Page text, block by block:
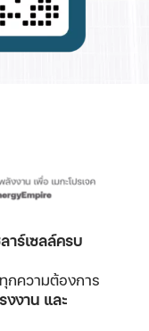
าร์เซลล์ครบ
กความต้องการ
งงาน และ